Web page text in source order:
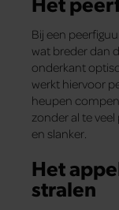
Bij een
wat breder dan
onderkant
werkt hiervoor
heupen
zonder al te
en slanker.
Het
stralen